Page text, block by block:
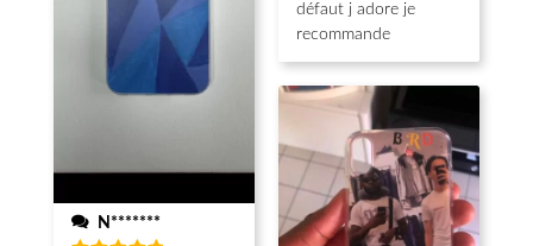
N*******
défaut j adore je
recommande